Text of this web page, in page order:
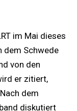
im Mai dieses
dem Schwede
von den
er zitiert,
dem
diskutiert